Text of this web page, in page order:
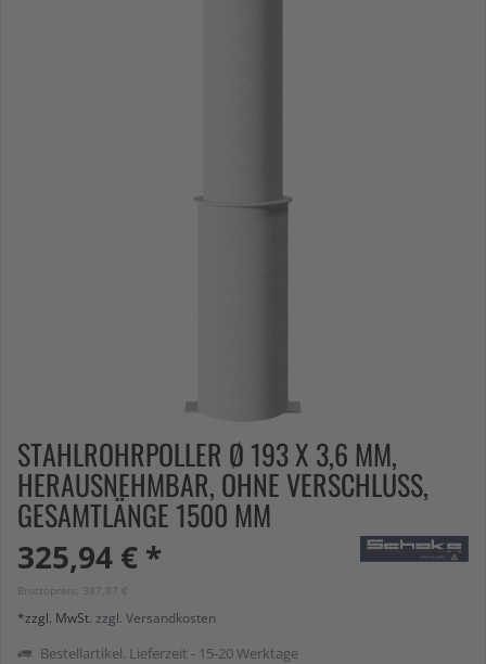
STAHLROHRPOLLER Ø 193 X 3,6 MM,
HERAUSNEHMBAR, OHNE VERSCHLUSS,
GESAMTLÄNGE 1500 MM
325,94 € *
Bruttopreis: 387,87 €
*zzgl. MwSt. zzgl. Versandkosten
Bestellartikel. Lieferzeit - 15-20 Werktage